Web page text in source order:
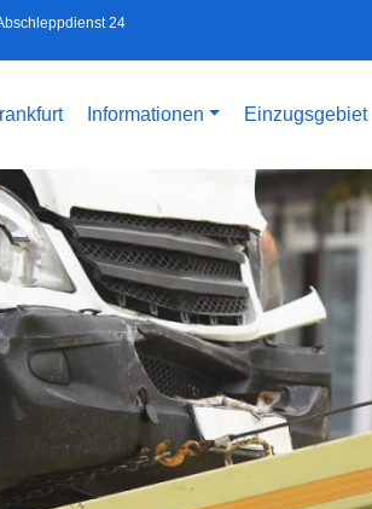
24
Informationen Einzugsgebiet